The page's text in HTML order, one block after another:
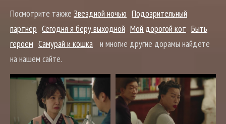
Посмотрите также Звездной ночью Подозрительный
партнёр Сегодня я беру выходной Мой дорогой кот Быть
героем Самурай и кошка
и многие другие дорамы найдете
на нашем сайте.